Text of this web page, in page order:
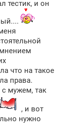
тестик, и он
что на такое
права.
мужем, так
, и вот
нужно